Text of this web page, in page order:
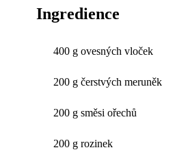
Ingredience
400 g ovesných vloček
200 g čerstvých meruněk
200 g směsi ořechů
200 g rozinek